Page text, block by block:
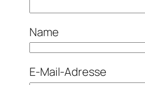
Name
E-Mail-Adresse